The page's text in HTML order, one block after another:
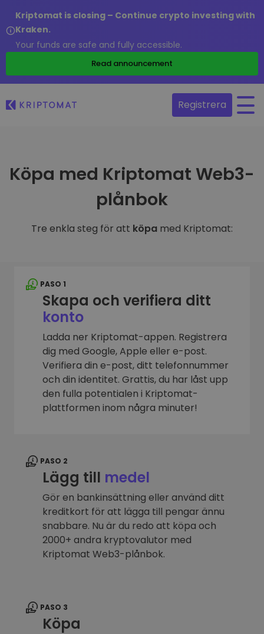
Kriptomat is closing – Continue crypto investing with
Kraken.
Your funds are safe and fully accessible.
Read announcement
Registrera
Köpa med Kriptomat Web3-
plånbok
Tre enkla steg för att köpa med Kriptomat:
PASO 1
Skapa och verifiera ditt
konto
Ladda ner Kriptomat-appen. Registrera
dig med Google, Apple eller e-post.
Verifiera din e-post, ditt telefonnummer
och din identitet. Grattis, du har låst upp
den fulla potentialen i Kriptomat-
plattformen inom några minuter!
PASO 2
Lägg till medel
Gör en bankinsättning eller använd ditt
kreditkort för att lägga till pengar ännu
snabbare. Nu är du redo att köpa och
2000+ andra kryptovalutor med
Kriptomat Web3-plånbok.
PASO 3
Köpa